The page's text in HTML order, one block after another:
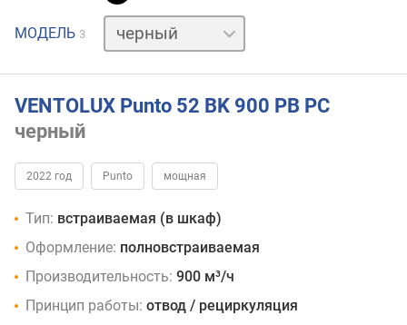
МОДЕЛЬ 3
белый
нержавейка
VENTOLUX Punto 52 BK 900 PB PC
черный
2022 год Punto мощная
Тип: встраиваемая (в шкаф)
Оформление: полновстраиваемая
Производительность: 900 м³/ч
Принцип работы: отвод / рециркуляция